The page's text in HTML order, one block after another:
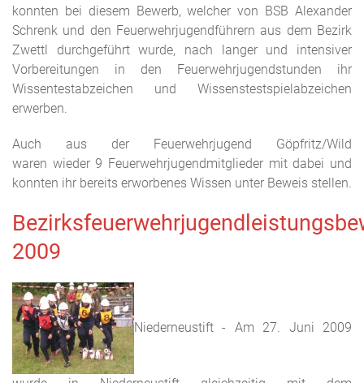
konnten bei diesem Bewerb, welcher von BSB Alexander
Schrenk und den Feuerwehrjugendführern aus dem Bezirk
Zwettl durchgeführt wurde, nach langer und intensiver
Vorbereitungen in den Feuerwehrjugendstunden ihr
Wissentestabzeichen und Wissenstestspielabzeichen
erwerben.
Auch aus der Feuerwehrjugend Göpfritz/Wild
waren wieder 9 Feuerwehrjugendmitglieder mit dabei und
konnten ihr bereits erworbenes Wissen unter Beweis stellen.
2009
Niederneustift - Am 27. Juni 2009